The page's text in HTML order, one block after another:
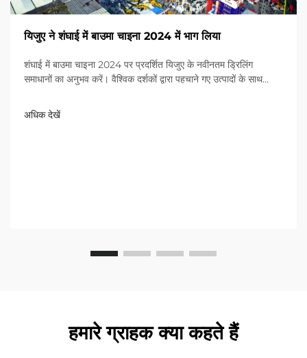
यिजुए ने शंघाई में बाउमा चाइना 2024 में भाग लिया
शंघाई में बाउमा चाइना 2024 पर प्रदर्शित यिजुए के नवीनतम ड्रिलिंग
समाधानों का अनुभव करें। वैश्विक दर्शकों द्वारा पहचाने गए उत्पादों के साथ
अधिक देखें
हमारे ग्राहक क्या कहते हैं